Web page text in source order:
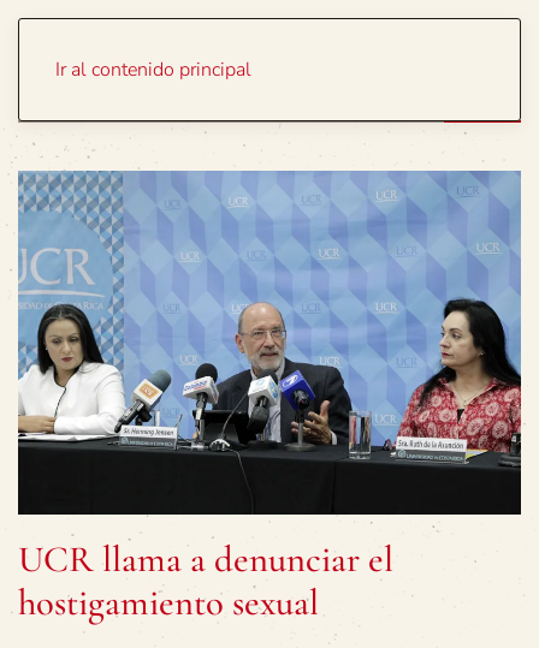
Ir al contenido principal
UCR llama a denunciar el
hostigamiento sexual